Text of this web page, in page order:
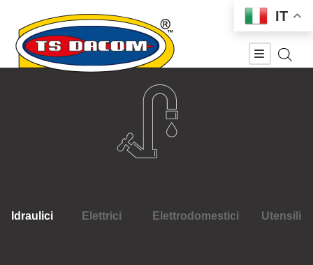
Idraulici Elettrici Elettrodomestici Utensili
IT